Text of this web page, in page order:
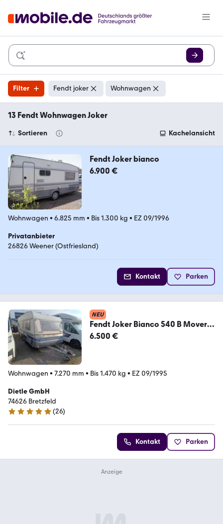
Filter Fendt joker Wohnwagen
13 Fendt Wohnwagen Joker
Sortieren Kachelansicht
Fendt Joker bianco
6.900 €
Wohnwagen • 6.825 mm • Bis 1.300 kg • EZ 09/1996
Privatanbieter
26826 Weener (Ostfriesland)
Kontakt Parken
NEU
Fendt Joker Bianco 540 B Mover,
100km/h Zul.
6.500 €
Wohnwagen • 7.270 mm • Bis 1.470 kg • EZ 09/1995
Dietle GmbH
74626 Bretzfeld
4.9 Sterne
(26)
Kontakt Parken